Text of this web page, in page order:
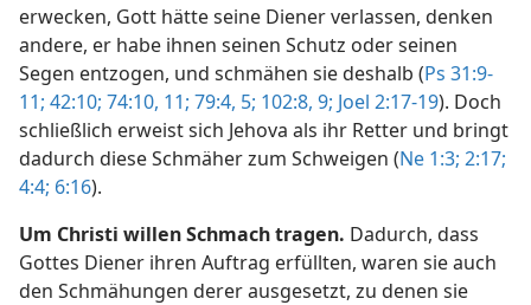
erwecken, Gott hätte seine Diener verlassen, denken
andere, er habe ihnen seinen Schutz oder seinen
Segen entzogen, und schmähen sie deshalb (Ps 31:9-
11; 42:10; 74:10, 11; 79:4, 5; 102:8, 9; Joel 2:17-19). Doch
schließlich erweist sich Jehova als ihr Retter und bringt
dadurch diese Schmäher zum Schweigen (Ne 1:3; 2:17;
4:4; 6:16).
Um Christi willen Schmach tragen. Dadurch, dass
Gottes Diener ihren Auftrag erfüllten, waren sie auch
den Schmähungen derer ausgesetzt, zu denen sie